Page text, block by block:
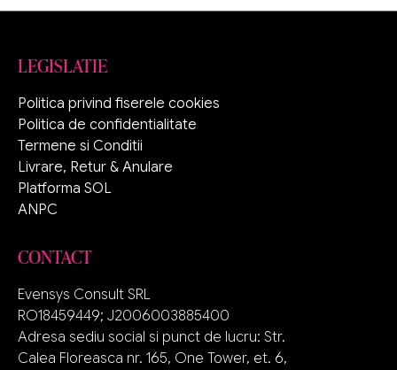
LEGISLATIE
Politica privind fiserele cookies
Politica de confidentialitate
Termene si Conditii
Livrare, Retur & Anulare
Platforma SOL
ANPC
CONTACT
Evensys Consult SRL
RO18459449; J2006003885400
Adresa sediu social si punct de lucru: Str.
Calea Floreasca nr. 165, One Tower, et. 6,